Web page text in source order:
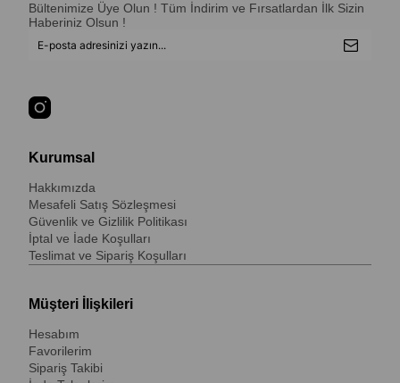
Bültenimize Üye Olun ! Tüm İndirim ve Fırsatlardan İlk Sizin
Haberiniz Olsun !
Kurumsal
Hakkımızda
Mesafeli Satış Sözleşmesi
Güvenlik ve Gizlilik Politikası
İptal ve İade Koşulları
Teslimat ve Sipariş Koşulları
Müşteri İlişkileri
Hesabım
Favorilerim
Sipariş Takibi